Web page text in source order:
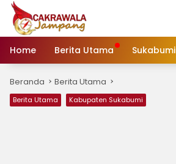
Langsung
konten
Home
Berita Utama Sukabumi
Beranda Berita Utama
Berita Utama Kabupaten Sukabumi